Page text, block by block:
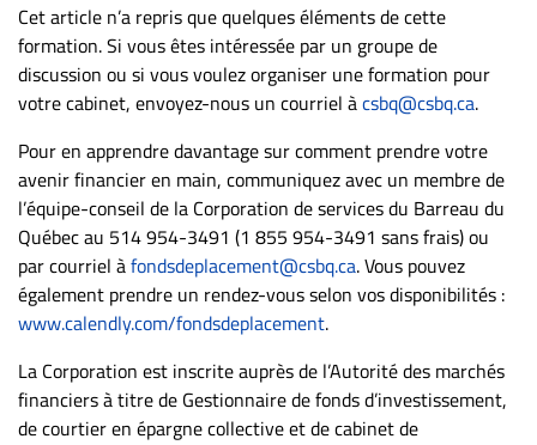
Cet article n’a repris que quelques éléments de cette
formation. Si vous êtes intéressée par un groupe de
discussion ou si vous voulez organiser une formation pour
votre cabinet, envoyez-nous un courriel àcsbq@csbq.ca.
Pour en apprendre davantage sur comment prendre votre
avenir financier en main, communiquez avec un membre de
l’équipe-conseil de la Corporation de services du Barreau du
Québec au 514 954-3491 (1 855 954-3491 sans frais) ou
par courriel àfondsdeplacement@csbq.ca. Vous pouvez
également prendre un rendez-vous selon vos disponibilités :
www.calendly.com/fondsdeplacement.
La Corporation est inscrite auprès de l’Autorité des marchés
financiers à titre de Gestionnaire de fonds d’investissement,
de courtier en épargne collective et de cabinet de